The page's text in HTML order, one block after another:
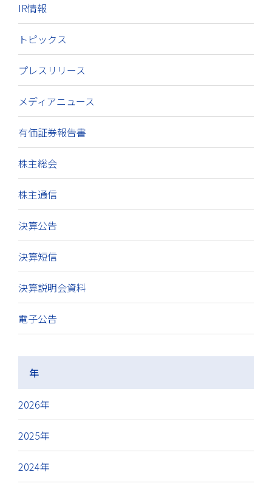
IR情報
トピックス
プレスリリース
メディアニュース
有価証券報告書
株主総会
株主通信
決算公告
決算短信
決算説明会資料
電子公告
年
2026年
2025年
2024年